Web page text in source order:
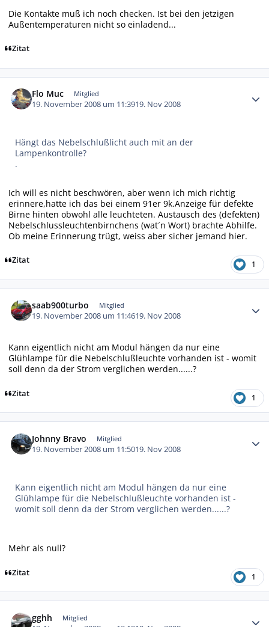
Die Kontakte muß ich noch checken. Ist bei den jetzigen
Außentemperaturen nicht so einladend...
Zitat
Flo Muc Mitglied
19. November 2008 um 11:3919. Nov 2008
Hängt das Nebelschlußlicht auch mit an der
Lampenkontrolle?
.
Ich will es nicht beschwören, aber wenn ich mich richtig
erinnere,hatte ich das bei einem 91er 9k.Anzeige für defekte
Birne hinten obwohl alle leuchteten. Austausch des (defekten)
Nebelschlussleuchtenbirnchens (wat´n Wort) brachte Abhilfe.
Ob meine Erinnerung trügt, weiss aber sicher jemand hier.
Zitat 1
saab900turbo Mitglied
19. November 2008 um 11:4619. Nov 2008
Kann eigentlich nicht am Modul hängen da nur eine
Glühlampe für die Nebelschlußleuchte vorhanden ist - womit
soll denn da der Strom verglichen werden......?
Zitat 1
Johnny Bravo Mitglied
19. November 2008 um 11:5019. Nov 2008
Kann eigentlich nicht am Modul hängen da nur eine
Glühlampe für die Nebelschlußleuchte vorhanden ist -
womit soll denn da der Strom verglichen werden......?
Mehr als null?
Zitat 1
gghh Mitglied